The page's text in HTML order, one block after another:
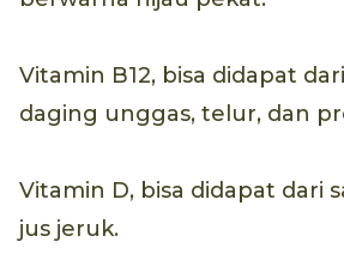
Vitamin B12, bisa didapat
daging unggas, telur, dan
Vitamin D, bisa didapat dari
jus jeruk.